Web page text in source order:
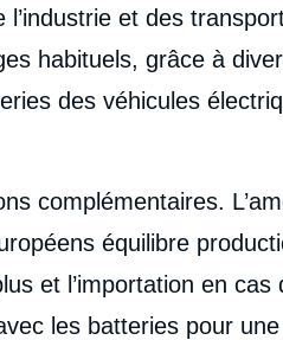
l’industrie et des
habituels, grâce à
des véhicules
complémentaires.
équilibre
et l’importation en cas
les batteries pour